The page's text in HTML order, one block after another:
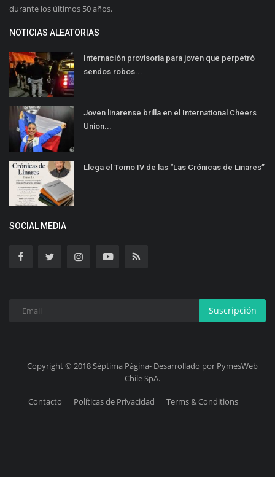
durante los últimos 50 años.
NOTICIAS ALEATORIAS
Internación provisoria para joven que perpetró
sendos robos...
Joven linarense brilla en el International Cheers
Union...
Llega el Tomo IV de las “Las Crónicas de Linares”
SOCIAL MEDIA
Suscripción
Copyright © 2018 Séptima Página- Desarrollado por PymesWeb
Chile SpA.
Contacto Políticas de Privacidad Terms & Conditions